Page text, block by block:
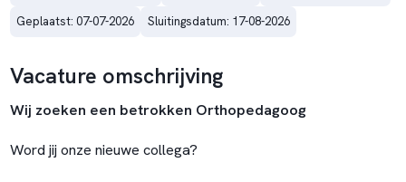
Geplaatst: 07-07-2026
Sluitingsdatum: 17-08-2026
Vacature omschrijving
Wij zoeken een betrokken Orthopedagoog
Word jij onze nieuwe collega?